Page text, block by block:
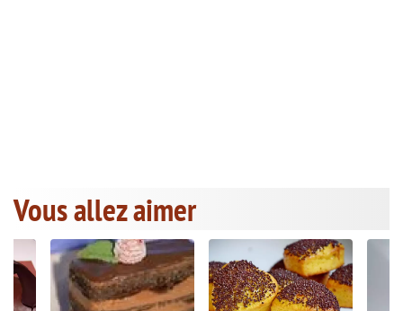
Vous allez aimer